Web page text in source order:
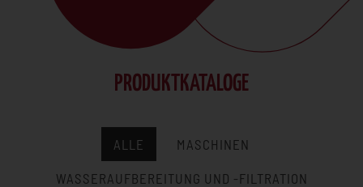
PRODUKTKATALOGE
ALLE MASCHINEN
WASSERAUFBEREITUNG UND -FILTRATION